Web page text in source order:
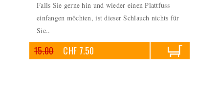
Falls Sie gerne hin und wieder einen Plattfuss
einfangen möchten, ist dieser Schlauch nichts für
Sie..
15.00 CHF 7.50